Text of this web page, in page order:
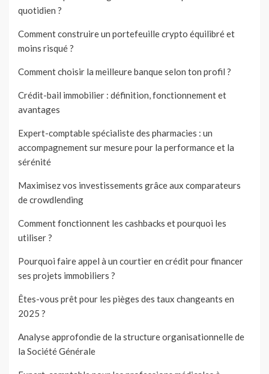
quotidien ?
Comment construire un portefeuille crypto équilibré et
moins risqué ?
Comment choisir la meilleure banque selon ton profil ?
Crédit-bail immobilier : définition, fonctionnement et
avantages
Expert-comptable spécialiste des pharmacies : un
accompagnement sur mesure pour la performance et la
sérénité
Maximisez vos investissements grâce aux comparateurs
de crowdlending
Comment fonctionnent les cashbacks et pourquoi les
utiliser ?
Pourquoi faire appel à un courtier en crédit pour financer
ses projets immobiliers ?
Êtes-vous prêt pour les pièges des taux changeants en
2025 ?
Analyse approfondie de la structure organisationnelle de
la Société Générale